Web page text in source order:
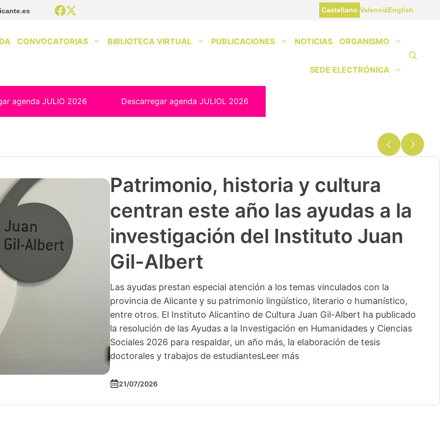
Castellano ValenciàEnglish
CONVOCATORIAS BIBLIOTECA VIRTUAL PUBLICACIONES NOTICIAS ORGANISMO
SEDE ELECTRÓNICA
agenda JULIO 2026 Descarregar agenda JULIOL 2026
Patrimonio, historia y cultura
centran este año las ayudas a la
investigación del Instituto Juan
Gil-Albert
Las ayudas prestan especial atención a los temas vinculados con la
provincia de Alicante y su patrimonio lingüístico, literario o humanístico,
entre otros. El Instituto Alicantino de Cultura Juan Gil-Albert ha publicado
la resolución de las Ayudas a la Investigación en Humanidades y Ciencias
Sociales 2026 para respaldar, un año más, la elaboración de tesis
doctorales y trabajos de estudiantesLeer más
21/07/2026